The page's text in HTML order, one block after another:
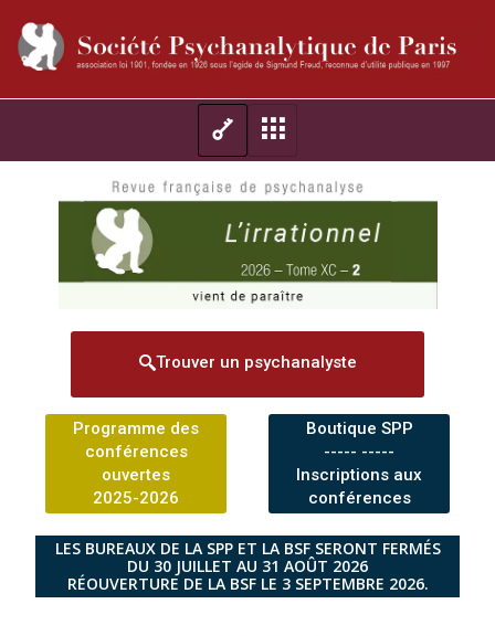
Trouver un psychanalyste
Programme des
conférences
ouvertes
2025-2026
Boutique SPP
----- -----
Inscriptions aux
conférences
LES BUREAUX DE LA SPP ET LA BSF SERONT FERMÉS
DU 30 JUILLET AU 31 AOÛT 2026
RÉOUVERTURE DE LA BSF LE 3 SEPTEMBRE 2026.